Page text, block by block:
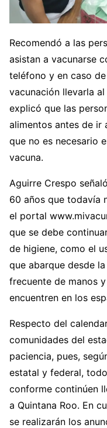
Recomendó a las
asistan a vacunarse
teléfono y en caso
vacunación llevarla
explicó que las
alimentos antes de ir
que no es necesario
vacuna.
Aguirre Crespo
60 años que todavía
el portal
que se debe
de higiene, como el
que abarque desde
frecuente de manos
encuentren en los
Respecto del
comunidades del
paciencia, pues,
estatal y federal,
conforme continúen
a Quintana Roo. En
se realizarán los